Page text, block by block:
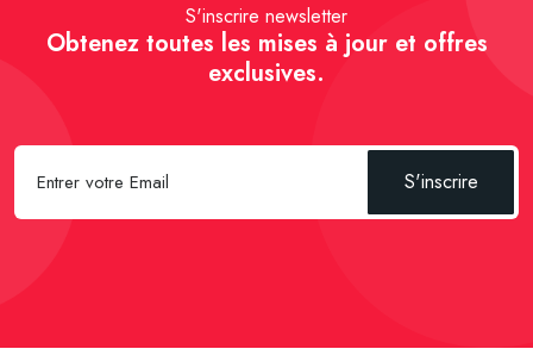
S'inscrire newsletter
Obtenez toutes les mises à jour et offres
exclusives.
S'inscrire